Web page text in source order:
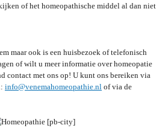
of het homeopathische middel al dan niet
maar ook is een huisbezoek of telefonisch
of wilt u meer informatie over homeopatie
contact met ons op! U kunt ons bereiken via
info@venemahomeopathie.nl of via de